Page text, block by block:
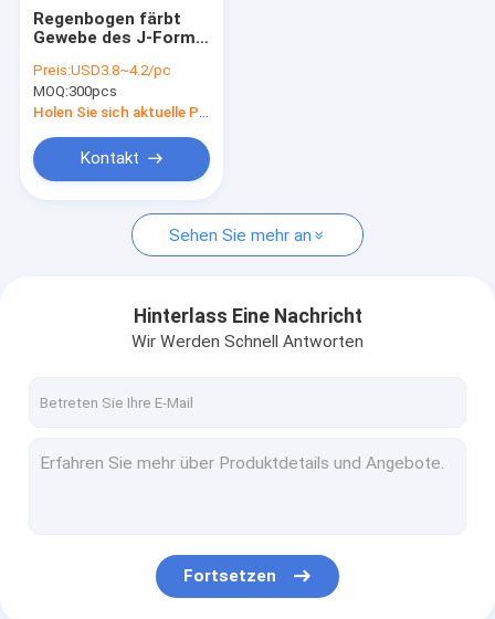
Regenbogen färbt
Gewebe des J-Form-
Regenschirmes 210T
Preis:USD3.8~4.2/pc
MOQ:300pcs
Holen Sie sich aktuelle Preis
Kontakt
Sehen Sie mehr an
Hinterlass Eine Nachricht
Wir Werden Schnell Antworten
Fortsetzen